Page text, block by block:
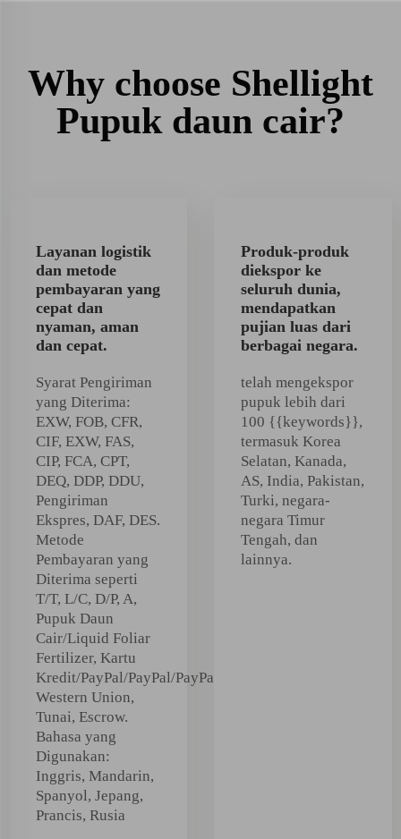
Why choose Shellight
Pupuk daun cair?
Layanan logistik
dan metode
pembayaran yang
cepat dan
nyaman, aman
dan cepat.
Syarat Pengiriman
yang Diterima:
EXW, FOB, CFR,
CIF, EXW, FAS,
CIP, FCA, CPT,
DEQ, DDP, DDU,
Pengiriman
Ekspres, DAF, DES.
Metode
Pembayaran yang
Diterima seperti
T/T, L/C, D/P, A,
Pupuk Daun
Cair/Liquid Foliar
Fertilizer, Kartu
Kredit/PayPal/PayPal/PayPal/PayPal,
Western Union,
Tunai, Escrow.
Bahasa yang
Digunakan:
Inggris, Mandarin,
Spanyol, Jepang,
Prancis, Rusia
Produk-produk
diekspor ke
seluruh dunia,
mendapatkan
pujian luas dari
berbagai negara.
telah mengekspor
pupuk lebih dari
100 {{keywords}},
termasuk Korea
Selatan, Kanada,
AS, India, Pakistan,
Turki, negara-
negara Timur
Tengah, dan
lainnya.